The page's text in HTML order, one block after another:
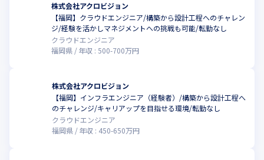
◆人事考課・昇給制度
年2回の人事考課により、昇給査定およびキャリア相談を実施。
スキルアップや上流工程への挑戦が、収入にしっかり反映される
仕組みです。
参画プロジェクトの単価を個別に開示。
給与にダイレクトに反映されるため、自分の市場価値を実感でき
月1回の社内勉強会を開催。
株式会社アクロビジョン
【福岡】クラウドエンジニア/構築から設計工程へのチャレン
ジ/経験を活かしマネジメントへの挑戦も可能/転勤なし
クラウドエンジニア
福岡県
年収 :500-700万円
株式会社アクロビジョン
【福岡】インフラエンジニア（経験者）/構築から設計工程へ
のチャレンジ/キャリアップを目指せる環境/転勤なし
クラウドエンジニア
福岡県
年収 : 450-650万円